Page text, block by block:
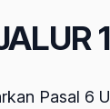
Pasal 6